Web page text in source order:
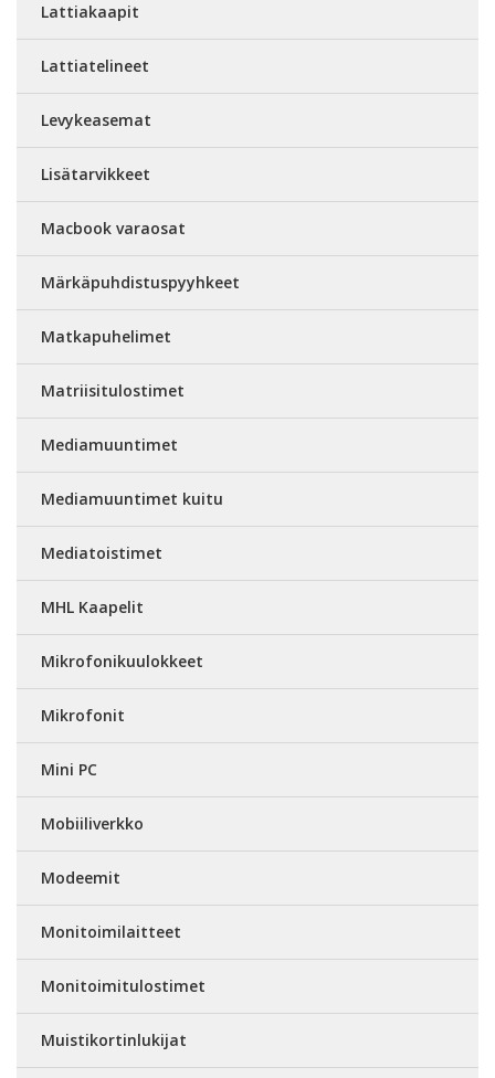
Lattiakaapit
Lattiatelineet
Levykeasemat
Lisätarvikkeet
Macbook varaosat
Märkäpuhdistuspyyhkeet
Matkapuhelimet
Matriisitulostimet
Mediamuuntimet
Mediamuuntimet kuitu
Mediatoistimet
MHL Kaapelit
Mikrofonikuulokkeet
Mikrofonit
Mini PC
Mobiiliverkko
Modeemit
Monitoimilaitteet
Monitoimitulostimet
Muistikortinlukijat